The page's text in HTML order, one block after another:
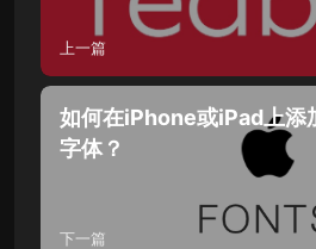
上一篇
如何在iPhone或iPad上添
字体？
下一篇